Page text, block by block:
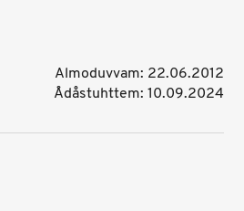
Almoduvvam: 22.06.2012
Ådåstuhttem: 10.09.2024